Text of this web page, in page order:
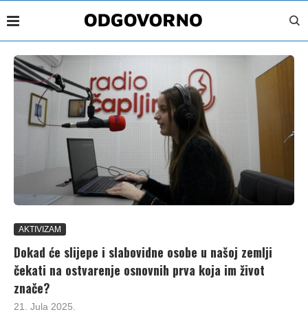
AKTIVIZAM
Dokad će slijepe i slabovidne osobe u našoj zemlji
čekati na ostvarenje osnovnih prva koja im život
znače?
21. Jula 2025.